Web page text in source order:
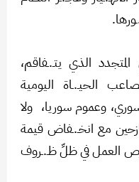
الذي يتـ.ـفاقم،
الحيـ.ـاة اليومية
وعموم سوريا، ولا
مع انخـ.ـفاض قيمة
العمل في ظلِّ ظـ.ـروف